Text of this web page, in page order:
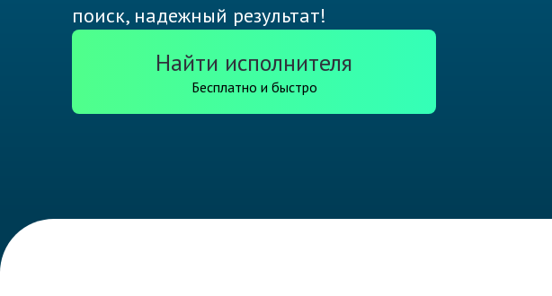
поиск, надежный результат!
Найти исполнителя
Бесплатно и быстро